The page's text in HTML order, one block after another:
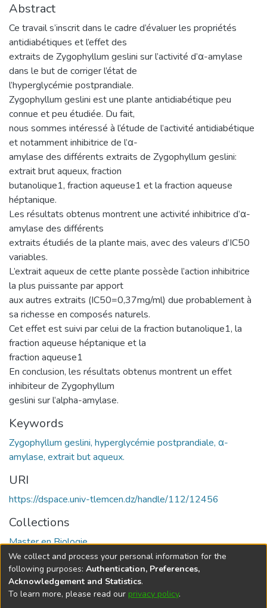
Abstract
Ce travail s’inscrit dans le cadre d’évaluer les propriétés
antidiabétiques et l’effet des
extraits de Zygophyllum geslini sur l’activité d’α-amylase
dans le but de corriger l’état de
l’hyperglycémie postprandiale.
Zygophyllum geslini est une plante antidiabétique peu
connue et peu étudiée. Du fait,
nous sommes intéressé à l’étude de l’activité antidiabétique
et notamment inhibitrice de l’α-
amylase des différents extraits de Zygophyllum geslini:
extrait brut aqueux, fraction
butanolique1, fraction aqueuse1 et la fraction aqueuse
héptanique.
Les résultats obtenus montrent une activité inhibitrice d’α-
amylase des différents
extraits étudiés de la plante mais, avec des valeurs d’IC50
variables.
L’extrait aqueux de cette plante possède l’action inhibitrice
la plus puissante par apport
aux autres extraits (IC50=0,37mg/ml) due probablement à
sa richesse en composés naturels.
Cet effet est suivi par celui de la fraction butanolique1, la
fraction aqueuse héptanique et la
fraction aqueuse1
En conclusion, les résultats obtenus montrent un effet
inhibiteur de Zygophyllum
geslini sur l’alpha-amylase.
Keywords
Zygophyllum geslini, hyperglycémie postprandiale, α-
amylase, extrait but aqueux.
URI
https://dspace.univ-tlemcen.dz/handle/112/12456
Collections
Master en Biologie
Full item page
DSpace softwarecopyright © 2002-2026
We collect and process your personal information for the
following purposes: Authentication, Preferences,
Acknowledgement and Statistics.
To learn more, please read our privacy policy.